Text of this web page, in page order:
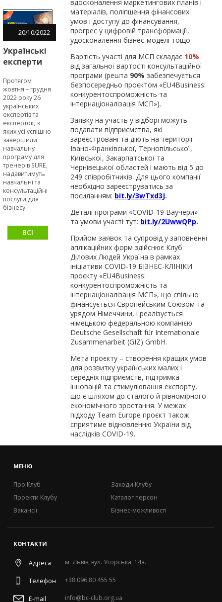
20/10/2022
Українські
експерти
допомогою
інструментів
програми
SURE
сприятимуть
МСБ
ставати
сталими та
стійкими
Протягом
жовтня – грудня
2022 року 26
українських
експертів та
експерток, з
яких усі успішно
завершили
навчальну
програму для
тренерів SURE,
надавитимуть
навчальні та
консультаційні
послуги для
бізнесу.
ВСІ
вдосконалення маркетингових планів і
матеріалів, поліпшення фінансових
умов і доступу до фінансування,
прогрес у цифровій трансформації,
удосконалення бізнес-моделі тощо.
Вартість участі для МСП складає 10%
від загальної вартості консультаційної
програми (решта 90% забезпечується
безпосередньо проєктом «EU4Business:
конкурентоспроможність та
інтернаціоналізація МСП»).
Заявку на участь у відборі можуть
подавати підприємства, які
зареєстровані та діють на території
Івано-Франківської, Тернопільської,
Київської, Закарпатської та
Чернівецької областей і мають від 5 до
249 співробітників. Для цього компанії
необхідно зареєструватись за
посиланням: bit.ly/3wTxd3J.
Деталі програми «COVID-19 Ваучери»
та умови участі тут: bit.ly/2UwwQPp.
Прийом заявок та супровід у заповненні
аплікаційних форм здійснює Клуб
Ділових Людей Україна в рамках
ініціативи COVID-19 БІЗНЕС-КЛІНІКИ
проєкту «EU4Business:
конкурентоспроможність та
інтернаціоналізація МСП», що спільно
фінансується Європейським Союзом та
урядом Німеччини, і реалізується
німецькою федеральною компанією
Deutsche Gesellschaft für Internationale
Zusammenarbeit (GIZ) GmbH.
Мета проєкту – створення кращих умов
для розвитку українських малих і
середніх підприємств, підтримка
інновацій та стимулювання експорту,
що є шляхом до сталого й рівномірного
економічного зростання. У межах
підходу Team Europe проєкт також
сприятиме відновленню України від
наслідків COVID-19.
МЕНЮ
Про Клуб
Проекти Клубу
Вакансії
Заходи Клубу
Каталог персон
Бізнес-можливості
КОНТАКТИ
Адреса м. Львів, вул. Угорська, 14а.
Телефон +38 096 80 455 55
E-mail info@bc-club.org.ua